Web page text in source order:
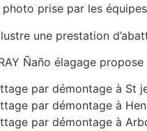
prise par les
une prestation
Ñaño élagage
par démontage à St
par démontage à
par démontage à